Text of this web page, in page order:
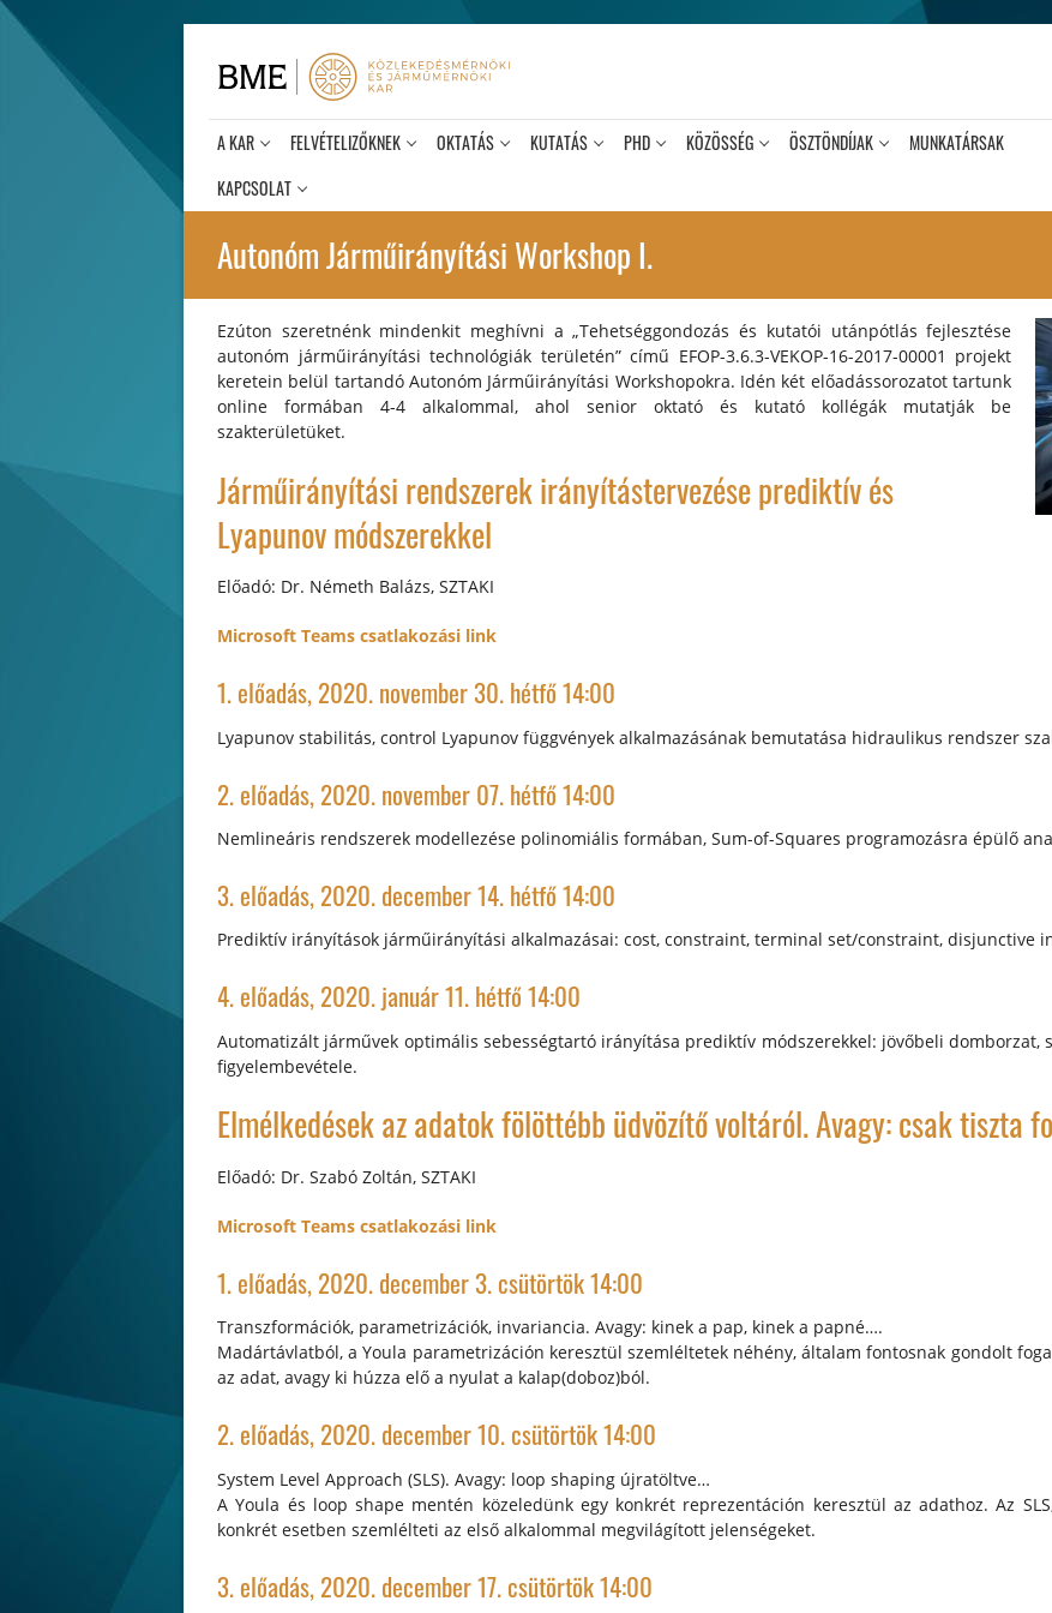
tartalomra
A KAR FELVÉTELIZŐKNEK OKTATÁS KUTATÁS PHD KÖZÖSSÉG ÖSZTÖNDÍJAK
MUNKATÁRSAK
KAPCSOLAT
Autonóm Járműirányítási Workshop I.
Ezúton szeretnénk mindenkit meghívni a „Tehetséggondozás és kutatói utánpótlás fejlesztése
autonóm járműirányítási technológiák területén” című EFOP-3.6.3-VEKOP-16-2017-00001 projekt
keretein belül tartandó Autonóm Járműirányítási Workshopokra. Idén két előadássorozatot tartunk
online formában 4-4 alkalommal, ahol senior oktató és kutató kollégák mutatják be
szakterületüket.
Járműirányítási rendszerek irányítástervezése prediktív és
Lyapunov módszerekkel
Előadó: Dr. Németh Balázs, SZTAKI
Microsoft Teams csatlakozási link
1. előadás, 2020. november 30. hétfő 14:00
Lyapunov stabilitás, control Lyapunov függvények alkalmazásának bemutatása hidraulikus rendszer
2. előadás, 2020. november 07. hétfő 14:00
Nemlineáris rendszerek modellezése polinomiális formában, Sum-of-Squares programozásra épülő
3. előadás, 2020. december 14. hétfő 14:00
Prediktív irányítások járműirányítási alkalmazásai: cost, constraint, terminal set/constraint, disjunctive
4. előadás, 2020. január 11. hétfő 14:00
Automatizált járművek optimális sebességtartó irányítása prediktív módszerekkel: jövőbeli domborzat,
figyelembevétele.
Elmélkedések az adatok fölöttébb üdvözítő voltáról. Avagy: csak tiszta
Előadó: Dr. Szabó Zoltán, SZTAKI
Microsoft Teams csatlakozási link
1. előadás, 2020. december 3. csütörtök 14:00
Transzformációk, parametrizációk, invariancia. Avagy: kinek a pap, kinek a papné….
Madártávlatból, a Youla parametrizáción keresztül szemléltetek néhény, általam fontosnak gondolt
az adat, avagy ki húzza elő a nyulat a kalap(doboz)ból.
2. előadás, 2020. december 10. csütörtök 14:00
System Level Approach (SLS). Avagy: loop shaping újratöltve…
A Youla és loop shape mentén közeledünk egy konkrét reprezentáción keresztül az adathoz. Az
konkrét esetben szemlélteti az első alkalommal megvilágított jelenségeket.
3. előadás, 2020. december 17. csütörtök 14:00